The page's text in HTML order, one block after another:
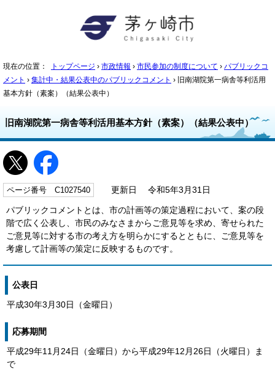
現在の位置： トップページ › 市政情報 › 市民参加の制度について › パブリックコ
メント › 集計中・結果公表中のパブリックコメント › 旧南湖院第一病舎等利活用
基本方針（素案）（結果公表中）
旧南湖院第一病舎等利活用基本方針（素案）（結果公表中）
ページ番号 C1027540 更新日 令和5年3月31日
パブリックコメントとは、市の計画等の策定過程において、案の段
階で広く公表し、市民のみなさまからご意見等を求め、寄せられた
ご意見等に対する市の考え方を明らかにするとともに、ご意見等を
考慮して計画等の策定に反映するものです。
公表日
平成30年3月30日（金曜日）
応募期間
平成29年11月24日（金曜日）から平成29年12月26日（火曜日）ま
で